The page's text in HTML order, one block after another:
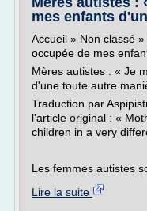
mes enfants
Accueil » Non classé
occupée de mes
Mères autistes : « Je
d'une toute autre
Traduction par
l'article original : «
children in a very
Les femmes autistes
Lire la suite